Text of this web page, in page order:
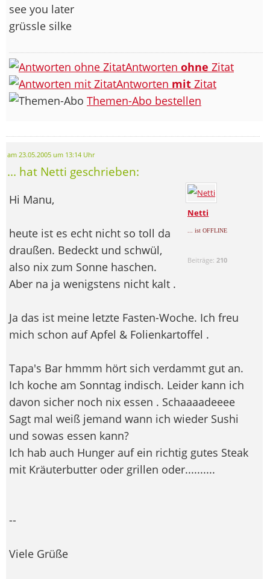
see you later
grüssle silke
Antworten ohne Zitat
Antworten mit Zitat
Themen-Abo bestellen
am 23.05.2005 um 13:14 Uhr
... hat Netti geschrieben:
Netti
... ist OFFLINE
Beiträge: 210
Hi Manu,
heute ist es echt nicht so toll da
draußen. Bedeckt und schwül,
also nix zum Sonne haschen.
Aber na ja wenigstens nicht kalt .
Ja das ist meine letzte Fasten-Woche. Ich freu
mich schon auf Apfel & Folienkartoffel .
Tapa's Bar hmmm hört sich verdammt gut an.
Ich koche am Sonntag indisch. Leider kann ich
davon sicher noch nix essen . Schaaaadeeee
Sagt mal weiß jemand wann ich wieder Sushi
und sowas essen kann?
Ich hab auch Hunger auf ein richtig gutes Steak
mit Kräuterbutter oder grillen oder..........
--
Viele Grüße